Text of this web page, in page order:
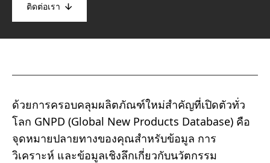
ติดต่อเรา
ด้วยการครอบคลุมผลิตภัณฑ์ใหม่สำคัญที่เปิดตัวทั่ว
โลก GNPD (Global New Products Database) คือ
จุดหมายปลายทางของคุณสำหรับข้อมูล การ
วิเคราะห์ และข้อมูลเชิงลึกเกี่ยวกับนวัตกรรม